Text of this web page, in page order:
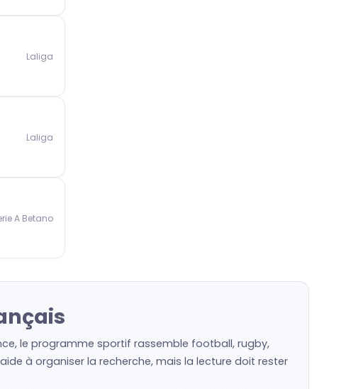
Laliga
Laliga
A Betano
le programme sportif rassemble football, rugby,
à organiser la recherche, mais la lecture doit rester